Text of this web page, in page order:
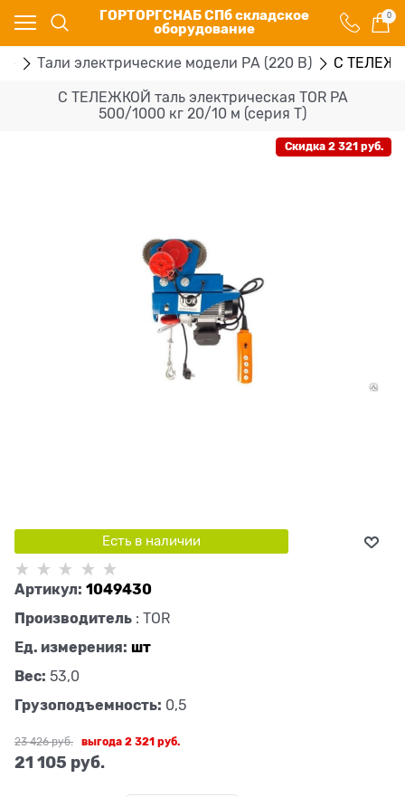
ГОРТОРГСНАБ СПб складское
оборудование
0
Тали электрические модели РА (220 В) С
С ТЕЛЕЖКОЙ таль электрическая TOR PA
500/1000 кг 20/10 м (серия T)
Скидка 2 321 руб.
Есть в наличии
Артикул: 1049430
Производитель : TOR
Ед. измерения: шт
Вес: 53,0
Грузоподъемность: 0,5
23 426 руб.
21 105 руб.
выгода2 321 руб.